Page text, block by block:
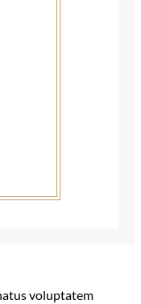
voluptatem